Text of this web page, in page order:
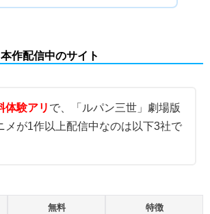
作配信中のサイト
体験アリ で、「ルパン三世」劇場版
メが1作以上配信中なのは以下3社で
無料 特徴